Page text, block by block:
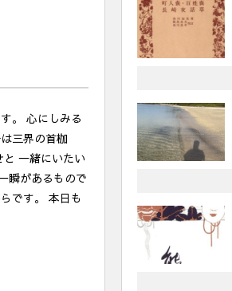
。 心にしみる
三界の首枷
一緒にいたい
瞬があるもので
です。 本日も